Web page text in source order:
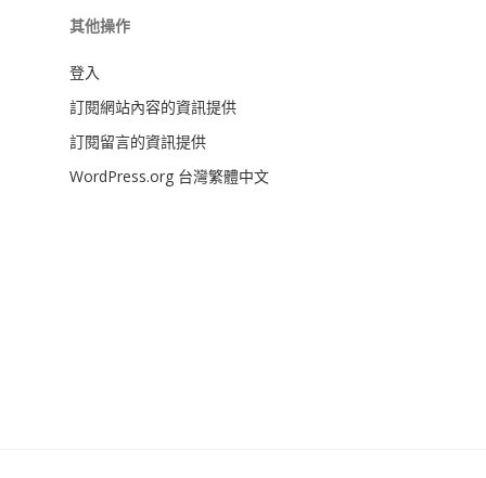
其他操作
登入
訂閱網站內容的資訊提供
訂閱留言的資訊提供
WordPress.org 台灣繁體中文